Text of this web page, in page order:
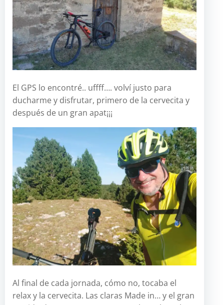
El GPS lo encontré.. uffff…. volví justo para
ducharme y disfrutar, primero de la cervecita y
después de un gran apat¡¡¡
Al final de cada jornada, cómo no, tocaba el
relax y la cervecita. Las claras Made in… y el gran